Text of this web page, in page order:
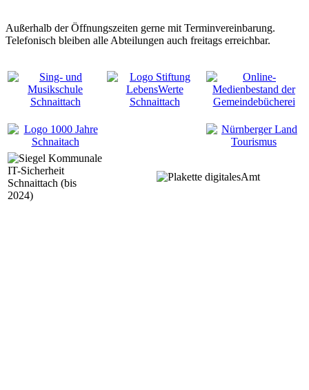
Außerhalb der Öffnungszeiten gerne mit Terminvereinbarung.
Telefonisch bleiben alle Abteilungen auch freitags erreichbar.